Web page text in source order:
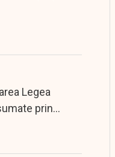
Legea
prin